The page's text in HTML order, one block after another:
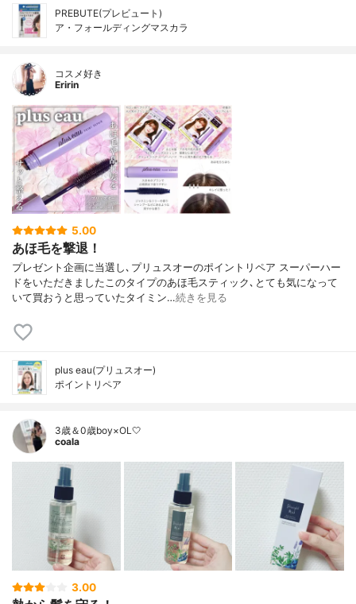
PREBUTE(プレビュート)
ア・フォールディングマスカラ
コスメ好き
Eririn
5.00
あほ毛を撃退！
プレゼント企画に当選し､プリュスオーのポイントリペア スーパーハー
ドをいただきましたこのタイプのあほ毛スティック､とても気になって
いて買おうと思っていたタイミン…続きを見る
plus eau(プリュスオー)
ポイントリペア
3歳＆0歳boy×OL🤍
coala
3.00